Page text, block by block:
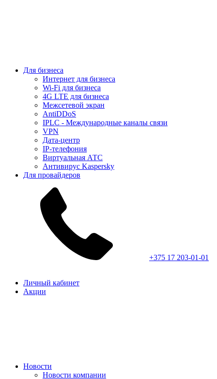
Для бизнеса
Интернет для бизнеса
Wi-Fi для бизнеса
4G LTE для бизнеса
Межсетевой экран
AntiDDoS
IPLC - Международные каналы связи
VPN
Дата-центр
IP-телефония
Виртуальная АТС
Антивирус Kaspersky
Для провайдеров
+375 17 203-01-01
Личный кабинет
Акции
Новости
Новости компании